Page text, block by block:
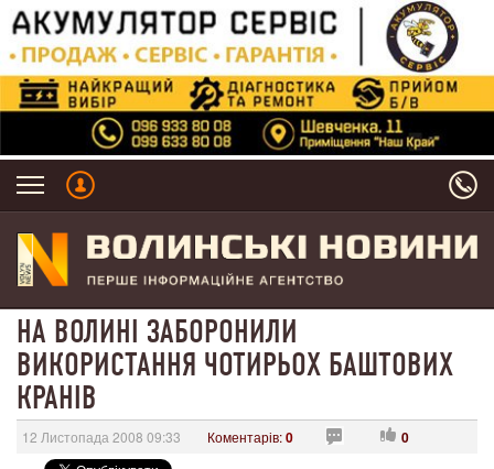
НА ВОЛИНІ ЗАБОРОНИЛИ
ВИКОРИСТАННЯ ЧОТИРЬОХ БАШТОВИХ
КРАНІВ
12 Листопада 2008 09:33 Коментарів:0 0